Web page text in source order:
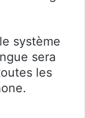
système
sera
les